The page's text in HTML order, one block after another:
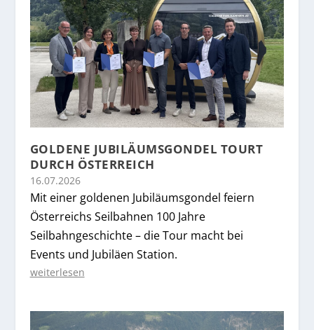
GOLDENE JUBILÄUMSGONDEL TOURT
DURCH ÖSTERREICH
16.07.2026
Mit einer goldenen Jubiläumsgondel feiern
Österreichs Seilbahnen 100 Jahre
Seilbahngeschichte – die Tour macht bei
Events und Jubiläen Station.
weiterlesen